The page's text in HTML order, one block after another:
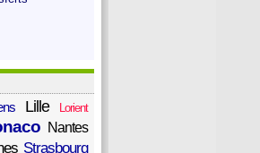
Lille Lorient
Nantes
Strasbourg